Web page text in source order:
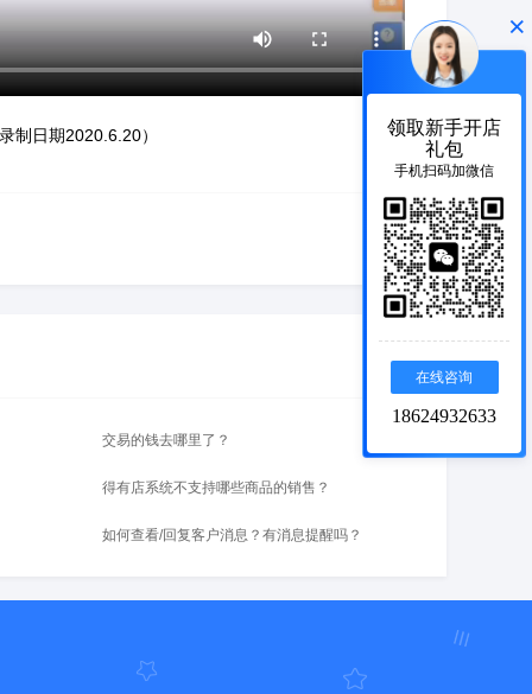
制日期2020.6.20）
交易的钱去哪里了？
得有店系统不支持哪些商品的销售？
如何查看/回复客户消息？有消息提醒吗？
×
领取新手开店
礼包
手机扫码加微信
在线咨询
18624932633